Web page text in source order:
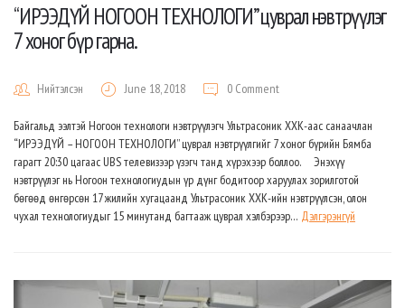
“ИРЭЭДҮЙ НОГООН ТЕХНОЛОГИ” цуврал нэвтрүүлэг
7 хоног бүр гарна.
Нийтэлсэн June 18, 2018 0 Comment
Байгальд ээлтэй Ногоон технологи нэвтрүүлэгч Ультрасоник ХХК-аас санаачлан
“ИРЭЭДҮЙ – НОГООН ТЕХНОЛОГИ” цуврал нэвтрүүлгийг 7 хоног бүрийн Бямба
гарагт 20:30 цагаас UBS телевизээр үзэгч танд хүрэхээр боллоо. Энэхүү
нэвтрүүлэг нь Ногоон технологиудын үр дүнг бодитоор харуулах зорилготой
бөгөөд өнгөрсөн 17 жилийн хугацаанд Ультрасоник ХХК-ийн нэвтрүүлсэн, олон
чухал технологиудыг 15 минутанд багтааж цуврал хэлбэрээр… Дэлгэрэнгүй